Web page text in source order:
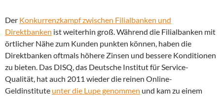
Der Konkurrenzkampf zwischen Filialbanken und
Direktbanken ist weiterhin groß. Während die Filialbanken mit
örtlicher Nähe zum Kunden punkten können, haben die
Direktbanken oftmals höhere Zinsen und bessere Konditionen
zu bieten. Das DISQ, das Deutsche Institut für Service-
Qualität, hat auch 2011 wieder die reinen Online-
Geldinstitute unter die Lupe genommen und kam zu einem